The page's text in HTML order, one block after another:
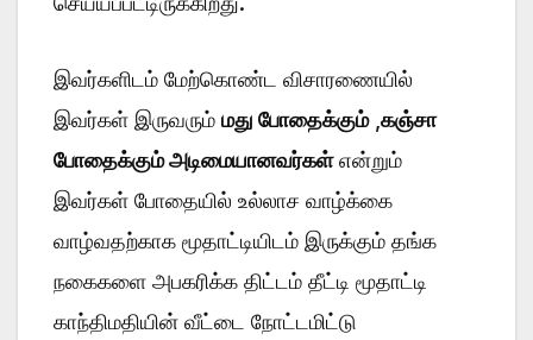
இவர்களிடம் மேற்கொண்ட விசாரணையில்
இவர்கள் இருவரும் மது போதைக்கும், கஞ்சா
போதைக்கும் அடிமையானவர்கள்என்றும்
இவர்கள் போதையில் உல்லாச வாழ்க்கை
வாழ்வதற்காக மூதாட்டியிடம் இருக்கும் தங்க
நகைகளை அபகரிக்க திட்டம் தீட்டி மூதாட்டி
காந்திமதியின் வீட்டை நோட்டமிட்டு